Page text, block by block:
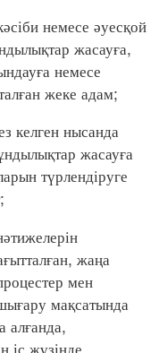
немесе әуесқой
жасауға,
немесе
жеке адам;
нысанда
жасауға
түрлендіруге
жаңа
мен
мақсатында
алғанда,
іс жүзінде